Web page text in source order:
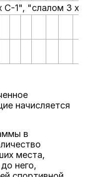
С-1", "слалом 3 x
начисляется
в
места,
него,